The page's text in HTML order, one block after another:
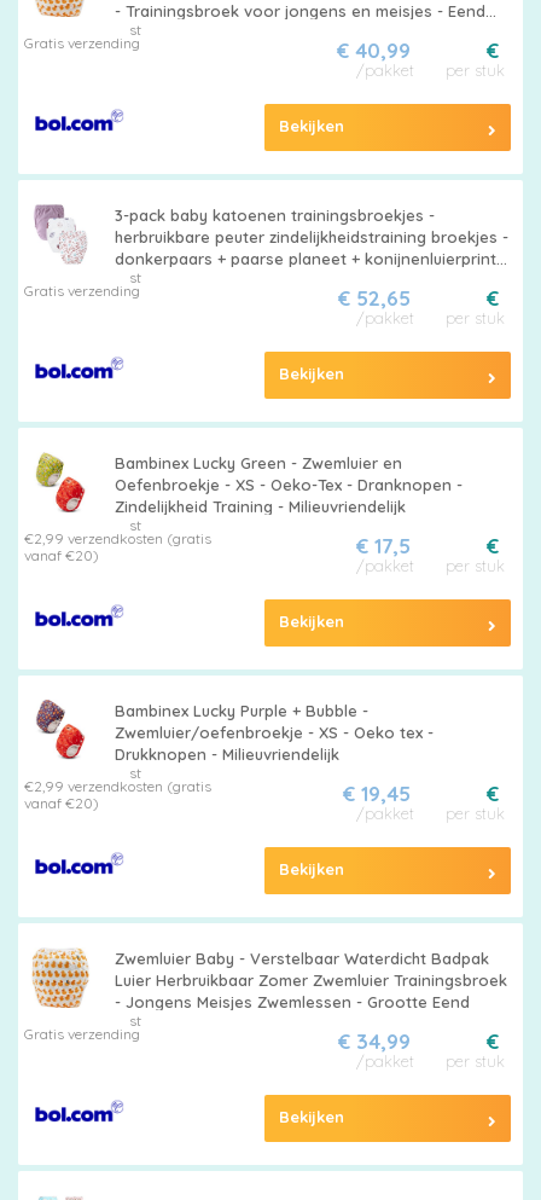
- Trainingsbroek voor jongens en meisjes - Eend
design - Verschillende maten.
st
Gratis verzending €
per stuk
€ 40,99
/pakket
Bekijken
3-pack baby katoenen trainingsbroekjes -
herbruikbare peuter zindelijkheidstraining broekjes -
donkerpaars + paarse planeet + konijnenluierprint
(luiers) - geschikt voor jongens en meisjes van 12-
18 kg
st
Gratis verzending €
per stuk
€ 52,65
/pakket
Bekijken
Bambinex Lucky Green - Zwemluier en
Oefenbroekje - XS - Oeko-Tex - Dranknopen -
Zindelijkheid Training - Milieuvriendelijk
st
€2,99 verzendkosten (gratis
vanaf €20)
€
per stuk
€ 17,5
/pakket
Bekijken
Bambinex Lucky Purple + Bubble -
Zwemluier/oefenbroekje - XS - Oeko tex -
Drukknopen - Milieuvriendelijk
st
€2,99 verzendkosten (gratis
vanaf €20)
€
per stuk
€ 19,45
/pakket
Bekijken
Zwemluier Baby - Verstelbaar Waterdicht Badpak
Luier Herbruikbaar Zomer Zwemluier Trainingsbroek
- Jongens Meisjes Zwemlessen - Grootte Eend
st
Gratis verzending €
per stuk
€ 34,99
/pakket
Bekijken